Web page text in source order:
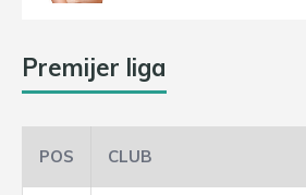
Premijer liga
POS CLUB